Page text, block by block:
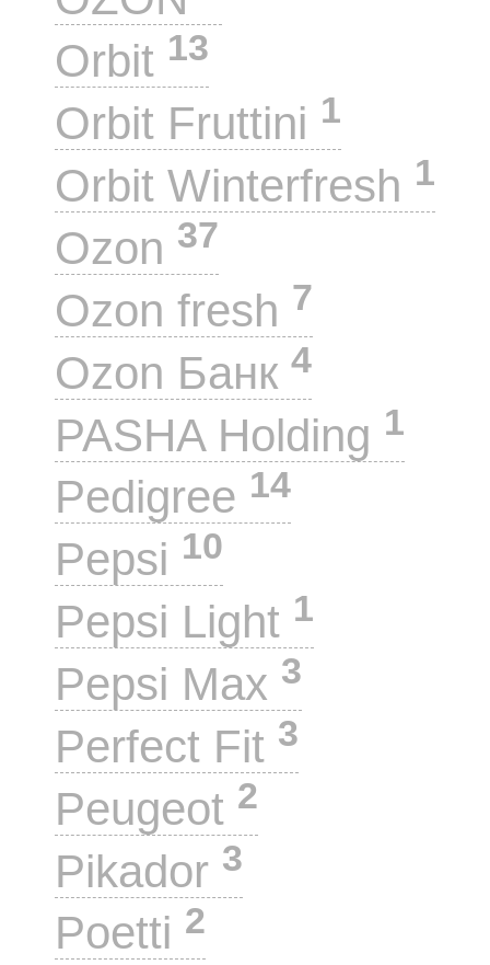
Orbit 13
Orbit Fruttini 1
Orbit Winterfresh 1
Ozon 37
Ozon fresh 7
Ozon Банк 4
PASHA Holding 1
Pedigree 14
Pepsi 10
Pepsi Light 1
Pepsi Max 3
Perfect Fit 3
Peugeot 2
Pikador 3
Poetti 2